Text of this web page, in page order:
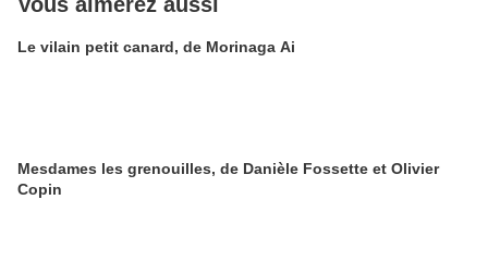
Le vilain petit canard, de Morinaga Ai
Mesdames les grenouilles, de Danièle Fossette et Olivier
Copin